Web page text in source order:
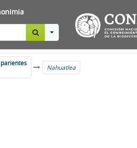
Toggle Dropdown
Nahuatlea